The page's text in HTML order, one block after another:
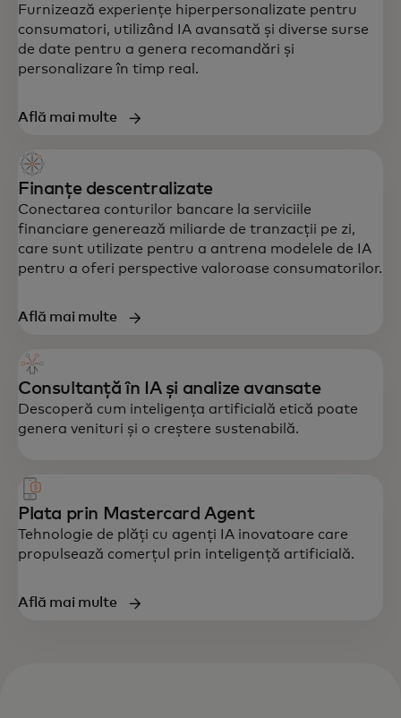
Furnizează experiențe hiperpersonalizate pentru
consumatori, utilizând IA avansată și diverse surse
de date pentru a genera recomandări și
personalizare în timp real.
Află mai multe
Finanțe descentralizate
Conectarea conturilor bancare la serviciile
financiare generează miliarde de tranzacții pe zi,
care sunt utilizate pentru a antrena modelele de IA
pentru a oferi perspective valoroase consumatorilor.
Află mai multe
Consultanță în IA și analize avansate
Descoperă cum inteligența artificială etică poate
genera venituri și o creștere sustenabilă.
Plata prin Mastercard Agent
Tehnologie de plăți cu agenți IA inovatoare care
propulsează comerțul prin inteligență artificială.
Află mai multe